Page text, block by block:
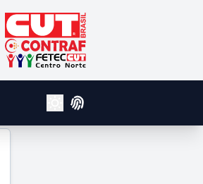
CUT - Central Unica dos
Contraf
Fetec Centro Norte
Alterar Tema Claro e Escuro
Login